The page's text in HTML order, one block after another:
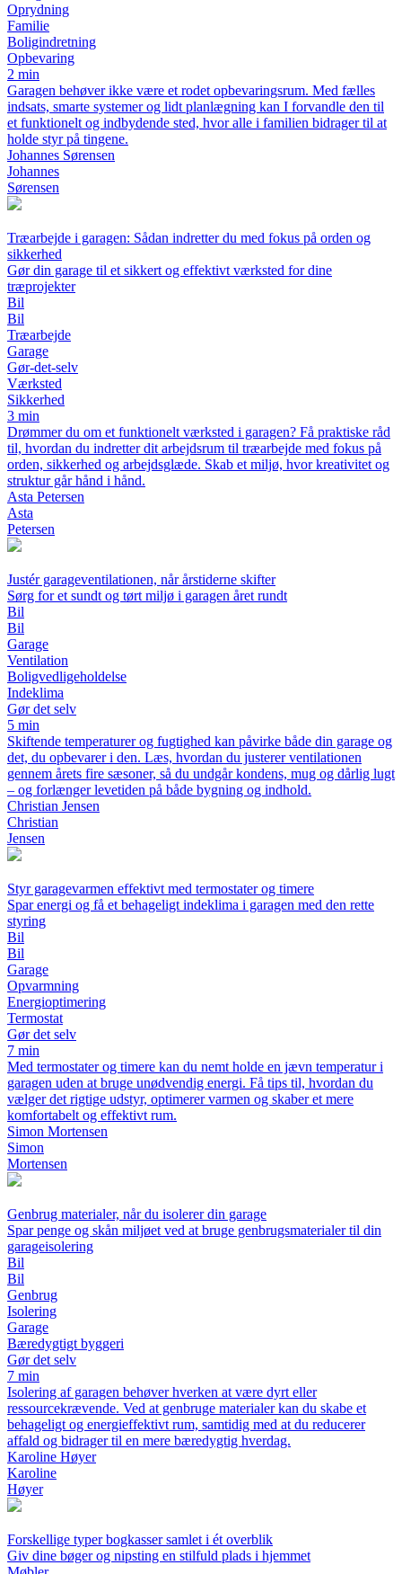
Oprydning
Familie
Boligindretning
Opbevaring
2 min
Garagen behøver ikke være et rodet opbevaringsrum. Med fælles
indsats, smarte systemer og lidt planlægning kan I forvandle den til
et funktionelt og indbydende sted, hvor alle i familien bidrager til at
holde styr på tingene.
Johannes Sørensen
Johannes
Sørensen
Træarbejde i garagen: Sådan indretter du med fokus på orden og
sikkerhed
Gør din garage til et sikkert og effektivt værksted for dine
træprojekter
Bil
Bil
Træarbejde
Garage
Gør-det-selv
Værksted
Sikkerhed
3 min
Drømmer du om et funktionelt værksted i garagen? Få praktiske råd
til, hvordan du indretter dit arbejdsrum til træarbejde med fokus på
orden, sikkerhed og arbejdsglæde. Skab et miljø, hvor kreativitet og
struktur går hånd i hånd.
Asta Petersen
Asta
Petersen
Justér garageventilationen, når årstiderne skifter
Sørg for et sundt og tørt miljø i garagen året rundt
Bil
Bil
Garage
Ventilation
Boligvedligeholdelse
Indeklima
Gør det selv
5 min
Skiftende temperaturer og fugtighed kan påvirke både din garage og
det, du opbevarer i den. Læs, hvordan du justerer ventilationen
gennem årets fire sæsoner, så du undgår kondens, mug og dårlig lugt
– og forlænger levetiden på både bygning og indhold.
Christian Jensen
Christian
Jensen
Styr garagevarmen effektivt med termostater og timere
Spar energi og få et behageligt indeklima i garagen med den rette
styring
Bil
Bil
Garage
Opvarmning
Energioptimering
Termostat
Gør det selv
7 min
Med termostater og timere kan du nemt holde en jævn temperatur i
garagen uden at bruge unødvendig energi. Få tips til, hvordan du
vælger det rigtige udstyr, optimerer varmen og skaber et mere
komfortabelt og effektivt rum.
Simon Mortensen
Simon
Mortensen
Genbrug materialer, når du isolerer din garage
Spar penge og skån miljøet ved at bruge genbrugsmaterialer til din
garageisolering
Bil
Bil
Genbrug
Isolering
Garage
Bæredygtigt byggeri
Gør det selv
7 min
Isolering af garagen behøver hverken at være dyrt eller
ressourcekrævende. Ved at genbruge materialer kan du skabe et
behageligt og energieffektivt rum, samtidig med at du reducerer
affald og bidrager til en mere bæredygtig hverdag.
Karoline Høyer
Karoline
Høyer
Forskellige typer bogkasser samlet i ét overblik
Giv dine bøger og nipsting en stilfuld plads i hjemmet